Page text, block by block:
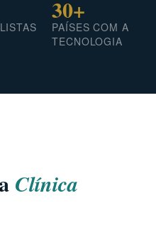
30+
PAÍSES COM A
TECNOLOGIA
Clínica